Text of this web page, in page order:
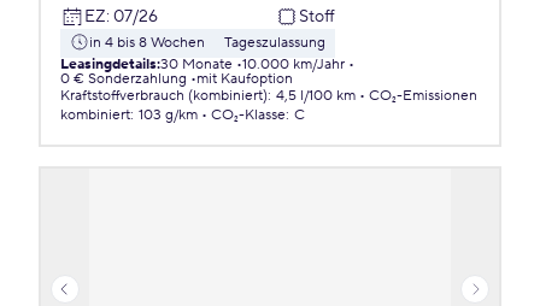
EZ: 07/26 Stoff
in 4 bis 8 Wochen
Tageszulassung
Leasingdetails:30 Monate 10.000 km/Jahr
0 € Sonderzahlung
mit Kaufoption
Kraftstoffverbrauch (kombiniert): 4,5 l/100 km
CO₂-Emissionen
kombiniert: 103 g/km CO₂-Klasse: C